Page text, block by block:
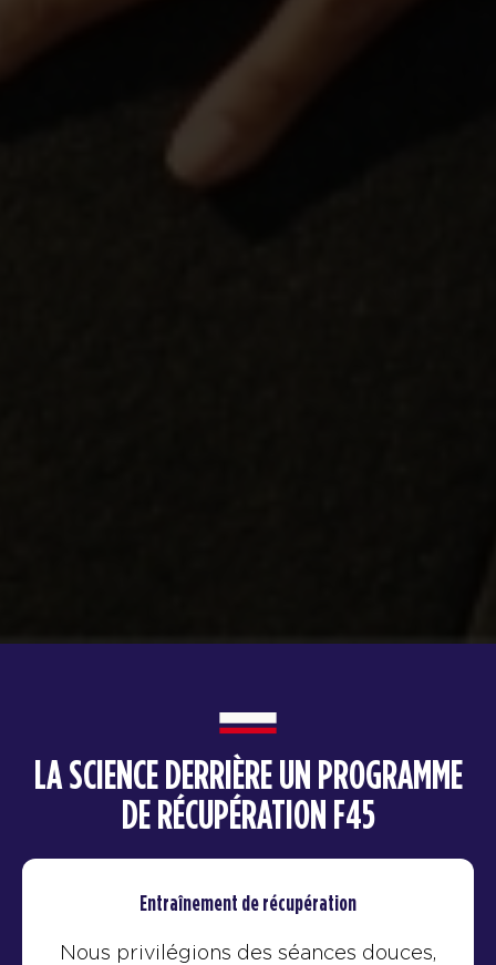
LA SCIENCE DERRIÈRE UN PROGRAMME
DE RÉCUPÉRATION F45
Entraînement de récupération
Nous privilégions des séances douces,